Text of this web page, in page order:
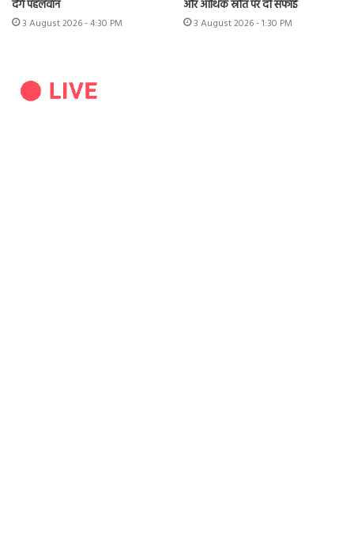
देंगे पहलवान
3 August 2026 - 4:30 PM
और आर्थिक स्रोत पर दी सफाई
3 August 2026 - 1:30 PM